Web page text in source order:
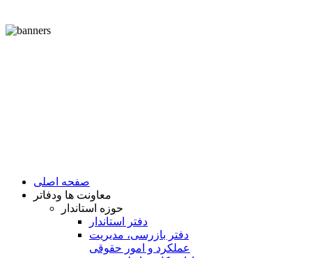
صفحه اصلی
معاونت ها ودفاتر
حوزه استاندار
دفتر استاندار
دفتر بازرسی، مدیریت
عملکرد و امور حقوقی